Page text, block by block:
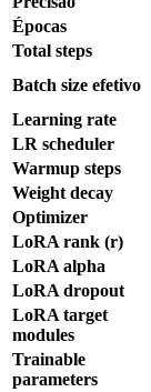
Épocas
Total steps
Batch size efetivo
Learning rate
LR scheduler
Warmup steps
Weight decay
Optimizer
LoRA rank (r)
LoRA alpha
LoRA dropout
LoRA target
modules
Trainable
parameters